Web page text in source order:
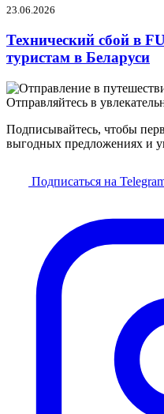
23.06.2026
Технический сбой в
туристам в Беларуси
Отправляйтесь в
Подписывайтесь, чтобы
выгодных предложениях и
Подписаться на